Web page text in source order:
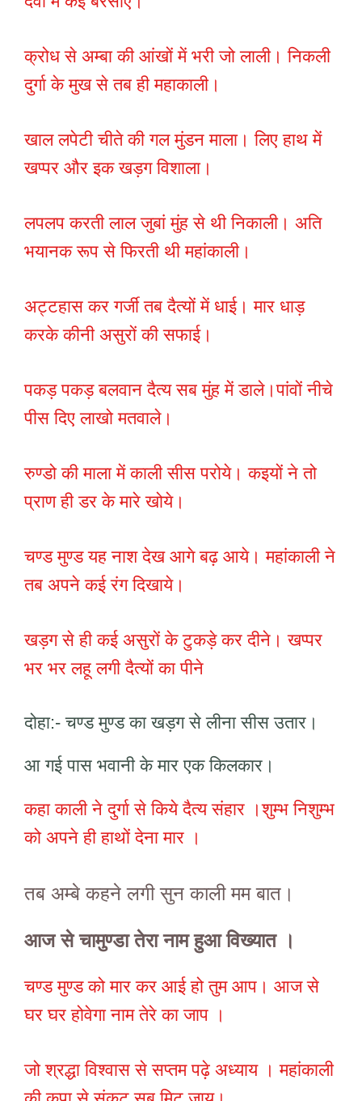
क्रोध से अम्बा की आंखों में भरी जो लाली। निकली
दुर्गा के मुख से तब ही महाकाली।
खाल लपेटी चीते की गल मुंडन माला। लिए हाथ में
खप्पर और इक खड़ग विशाला।
लपलप करती लाल जुबां मुंह से थी निकाली। अति
भयानक रूप से फिरती थी महांकाली।
अट्टहास कर गर्जी तब दैत्यों में धाई। मार धाड़
करके कीनी असुरों की सफाई।
पकड़ पकड़ बलवान दैत्य सब मुंह में डाले।पांवों नीचे
पीस दिए लाखो मतवाले।
रुण्डो की माला में काली सीस परोये। कइयों ने तो
प्राण ही डर के मारे खोये।
चण्ड मुण्ड यह नाश देख आगे बढ़ आये। महांकाली ने
तब अपने कई रंग दिखाये।
खड़ग से ही कई असुरों के टुकड़े कर दीने। खप्पर
भर भर लहू लगी दैत्यों का पीने
दोहा:- चण्ड मुण्ड का खड़ग से लीना सीस उतार।
आ गई पास भवानी के मार एक किलकार।
कहा काली ने दुर्गा से किये दैत्य संहार ।शुम्भ निशुम्भ
को अपने ही हाथों देना मार ।
तब अम्बे कहने लगी सुन काली मम बात।
आज से चामुण्डा तेरा नाम हुआ विख्यात ।
चण्ड मुण्ड को मार कर आई हो तुम आप। आज से
घर घर होवेगा नाम तेरे का जाप ।
जो श्रद्धा विश्वास से सप्तम पढ़े अध्याय । महांकाली